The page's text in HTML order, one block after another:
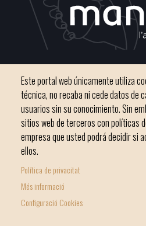
Footer
menu
Teléfono 971 84 91 00 -
Este portal web únicamente utiliza
técnica, no recaba ni cede datos de
usuarios sin su conocimiento. Sin
sitios web de terceros con políticas
empresa que usted podrá decidir si
ellos.
Política de privacitat
Més informació
Configuració Cookies